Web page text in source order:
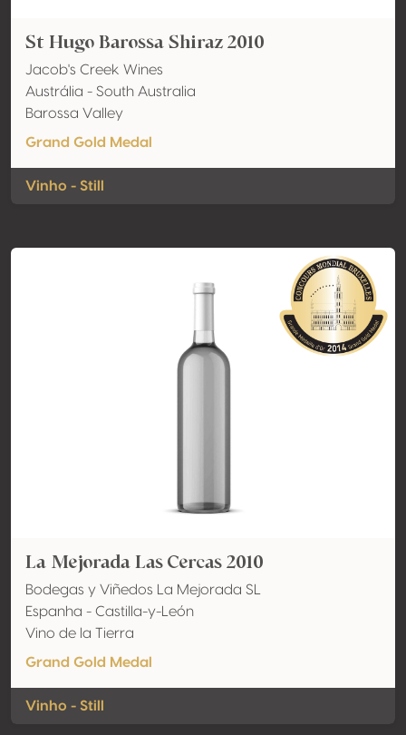
St Hugo Barossa Shiraz 2010
Jacob's Creek Wines
Austrália - South Australia
Barossa Valley
Grand Gold Medal
Vinho - Still
La Mejorada Las Cercas 2010
Bodegas y Viñedos La Mejorada SL
Espanha - Castilla-y-León
Vino de la Tierra
Grand Gold Medal
Vinho - Still